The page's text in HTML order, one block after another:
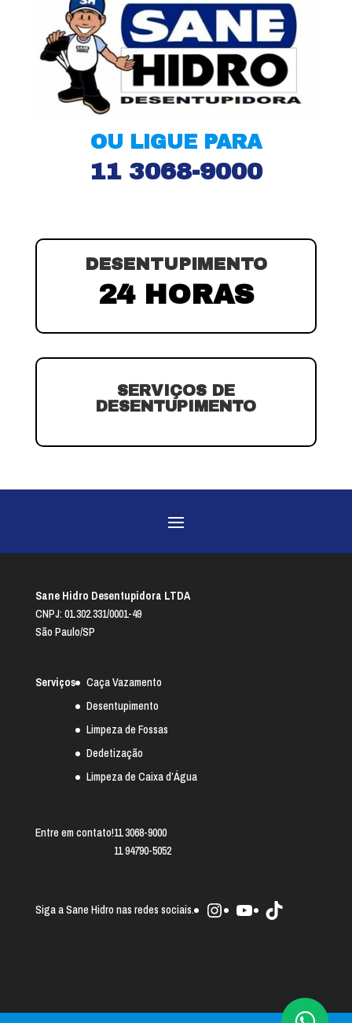
OU LIGUE PARA
11 3068-9000
DESENTUPIMENTO
24 HORAS
SERVIÇOS DE
DESENTUPIMENTO
Sane Hidro Desentupidora LTDA
CNPJ: 01.302.331/0001-49
São Paulo/SP
Serviços
Caça Vazamento
Desentupimento
Limpeza de Fossas
Dedetização
Limpeza de Caixa d’Água
Entre em contato!11 3068-9000
11 94790-5052
Siga a Sane Hidro nas redes sociais. Instagram
YoutubeTikTok